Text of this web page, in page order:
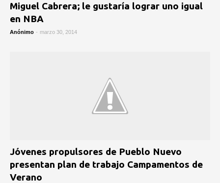
Miguel Cabrera; le gustaría lograr uno igual
en NBA
Anónimo - marzo 30, 2014
Jóvenes propulsores de Pueblo Nuevo
presentan plan de trabajo Campamentos de
Verano